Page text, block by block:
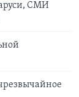
СМИ